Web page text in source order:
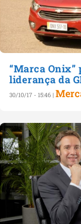
“Marca Onix”
liderança da
30/10/17 - 15:46 |